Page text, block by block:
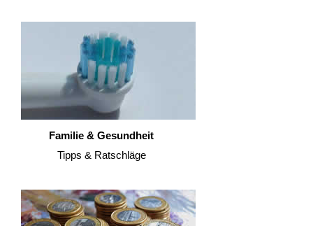
Familie & Gesundheit
Tipps & Ratschläge